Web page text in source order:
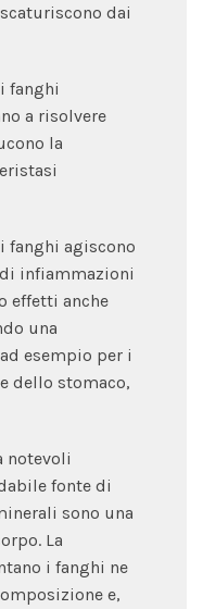
dai
fanghi
a risolvere
la
fanghi agiscono
infiammazioni
effetti anche
una
esempio per i
dello stomaco,
notevoli
fonte di
sono una
La
i fanghi ne
e,